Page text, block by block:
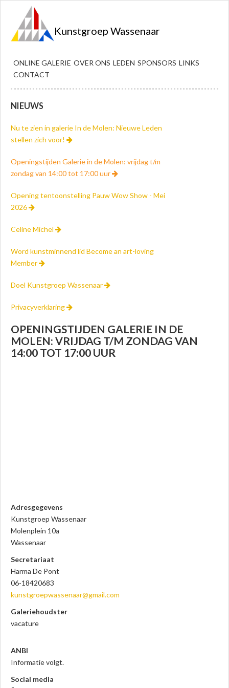
Kunstgroep Wassenaar
ONLINE GALERIE OVER ONS LEDEN SPONSORS LINKS
CONTACT
NIEUWS
Nu te zien in galerie In de Molen: Nieuwe Leden
stellen zich voor!
Openingstijden Galerie in de Molen: vrijdag t/m
zondag van 14:00 tot 17:00 uur
Opening tentoonstelling Pauw Wow Show - Mei
2026
Celine Michel
Word kunstminnend lid Become an art-loving
Member
Doel Kunstgroep Wassenaar
Privacyverklaring
OPENINGSTIJDEN GALERIE IN DE
MOLEN: VRIJDAG T/M ZONDAG VAN
14:00 TOT 17:00 UUR
Adresgegevens
Kunstgroep Wassenaar
Molenplein 10a
Wassenaar
Secretariaat
Harma De Pont
06-18420683
kunstgroepwassenaar@gmail.com
Galeriehoudster
vacature
ANBI
Informatie volgt.
Social media